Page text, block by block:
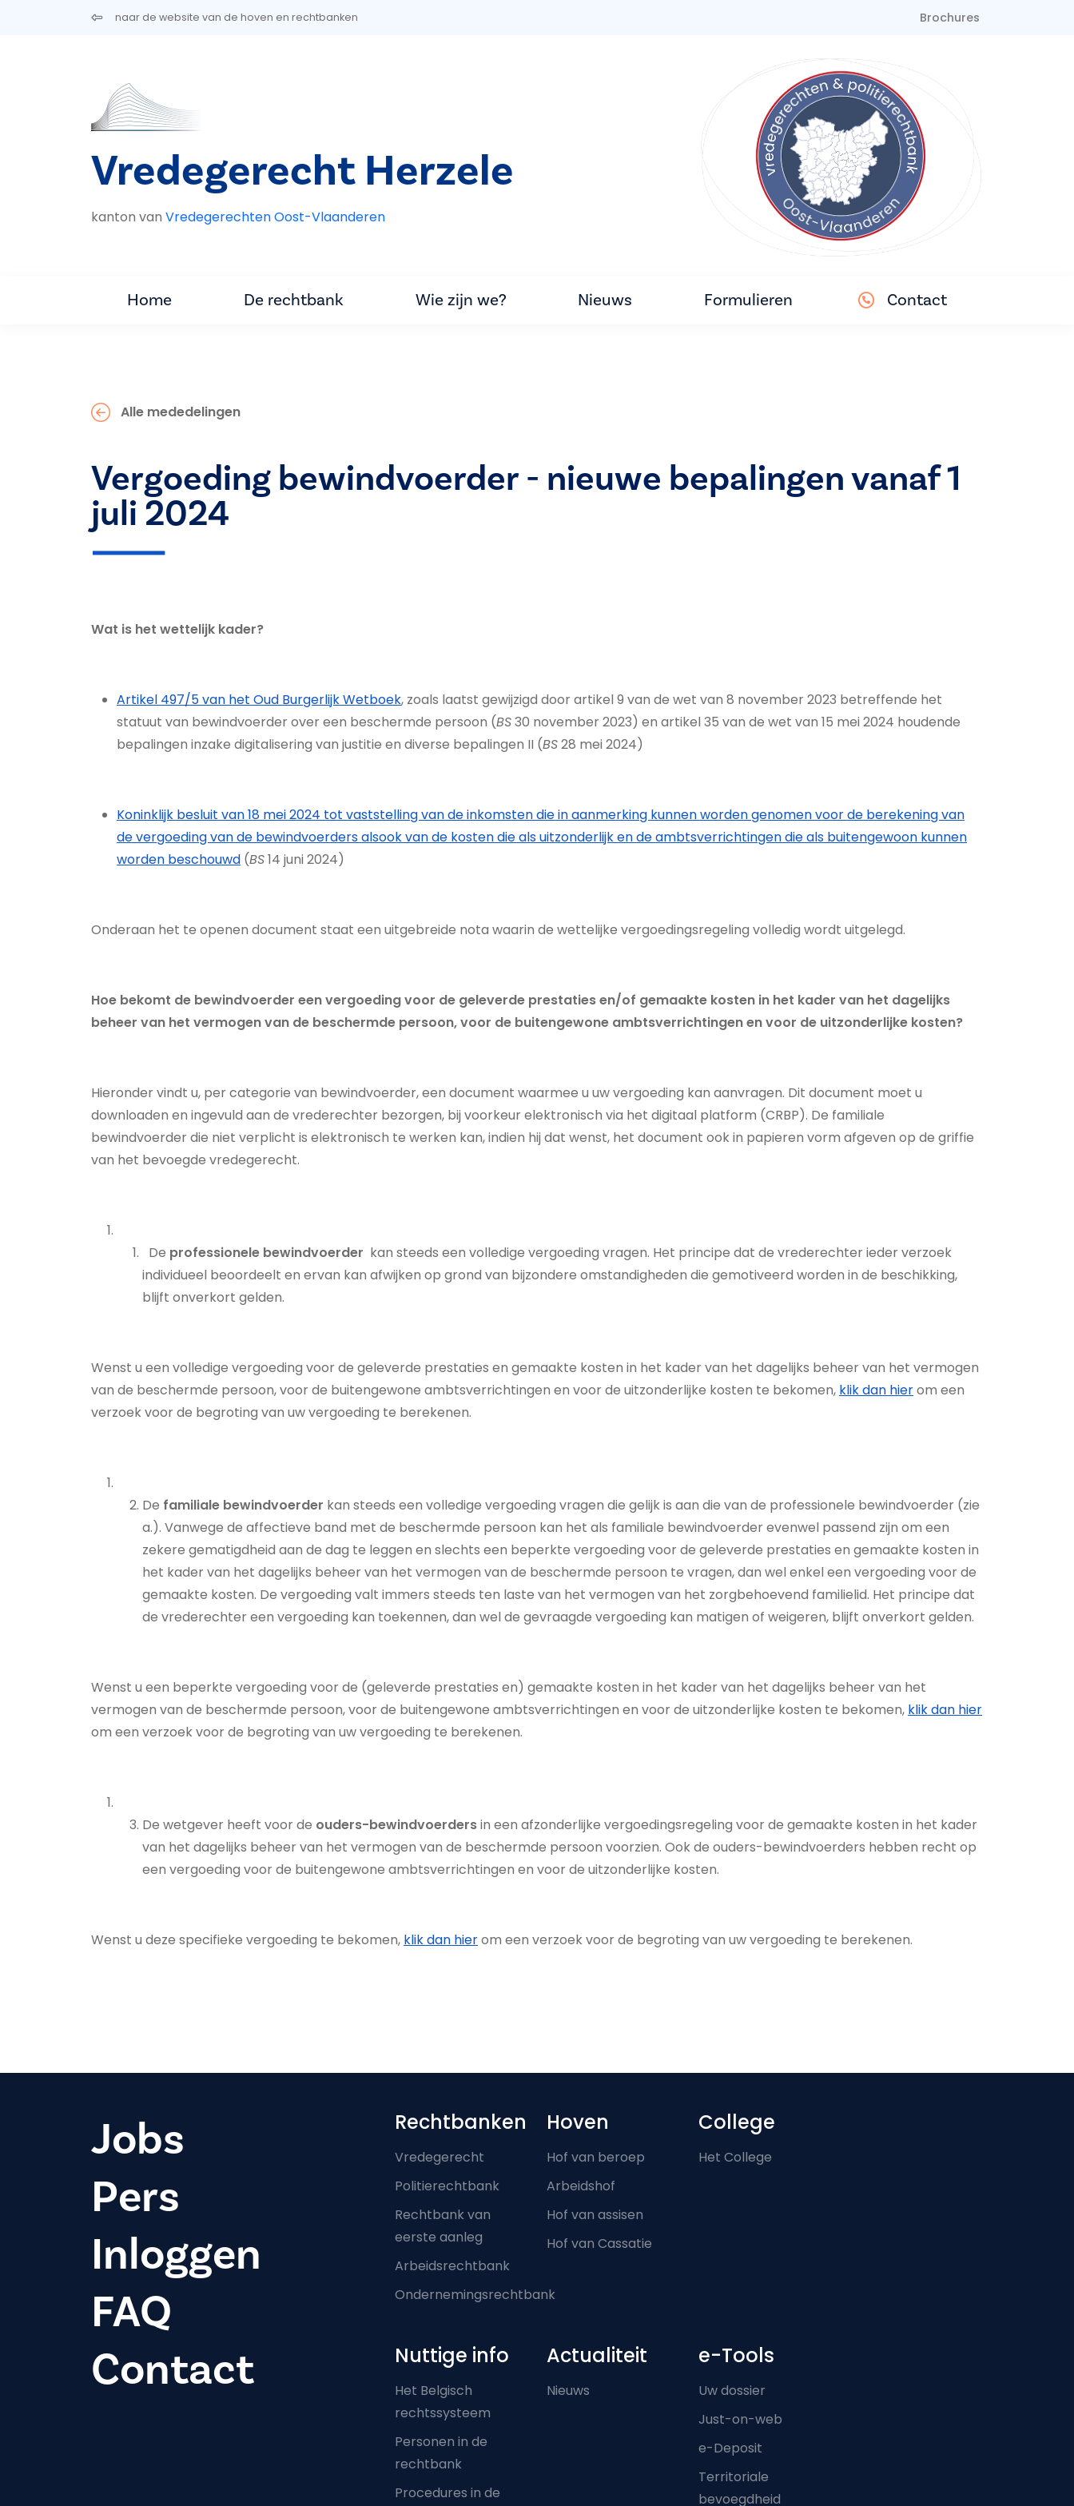
Overslaan en naar de inhoud gaannaar de website van de hoven en rechtbanken Brochures
Vredegerecht Herzele
kanton van Vredegerechten Oost-Vlaanderen
Home De rechtbank Wie zijn we? Nieuws Formulieren Contact
Alle mededelingen
Vergoeding bewindvoerder - nieuwe bepalingen vanaf 1
juli 2024
Wat is het wettelijk kader?
Artikel 497/5 van het Oud Burgerlijk Wetboek, zoals laatst gewijzigd door artikel 9 van de wet van 8 november 2023 betreffende het
statuut van bewindvoerder over een beschermde persoon (BS30 november 2023) en artikel 35 van de wet van 15 mei 2024 houdende
bepalingen inzake digitalisering van justitie en diverse bepalingen II (BS28 mei 2024)
Koninklijk besluit van 18 mei 2024 tot vaststelling van de inkomsten die in aanmerking kunnen worden genomen voor de berekening van
de vergoeding van de bewindvoerders alsook van de kosten die als uitzonderlijk en de ambtsverrichtingen die als buitengewoon kunnen
worden beschouwd (BS14 juni 2024)
Onderaan het te openen document staat een uitgebreide nota waarin de wettelijke vergoedingsregeling volledig wordt uitgelegd.
Hoe bekomt de bewindvoerder een vergoeding voor de geleverde prestaties en/of gemaakte kosten in het kader van het dagelijks
beheer van het vermogen van de beschermde persoon, voor de buitengewone ambtsverrichtingen en voor de uitzonderlijke kosten?
Hieronder vindt u, per categorie van bewindvoerder, een document waarmee u uw vergoeding kan aanvragen. Dit document moet u
downloaden en ingevuld aan de vrederechter bezorgen, bij voorkeur elektronisch via het digitaal platform (CRBP). De familiale
bewindvoerder die niet verplicht is elektronisch te werken kan, indien hij dat wenst, het document ook in papieren vorm afgeven op de griffie
van het bevoegde vredegerecht.
De professionele bewindvoerder kan steeds een volledige vergoeding vragen. Het principe dat de vrederechter ieder verzoek
individueel beoordeelt en ervan kan afwijken op grond van bijzondere omstandigheden die gemotiveerd worden in de beschikking,
blijft onverkort gelden.
Wenst u een volledige vergoeding voor de geleverde prestaties en gemaakte kosten in het kader van het dagelijks beheer van het vermogen
van de beschermde persoon, voor de buitengewone ambtsverrichtingen en voor de uitzonderlijke kosten te bekomen, klik dan hierom een
verzoek voor de begroting van uw vergoeding te berekenen.
De familiale bewindvoerder kan steeds een volledige vergoeding vragen die gelijk is aan die van de professionele bewindvoerder (zie
a.). Vanwege de affectieve band met de beschermde persoon kan het als familiale bewindvoerder evenwel passend zijn om een
zekere gematigdheid aan de dag te leggen en slechts een beperkte vergoeding voor de geleverde prestaties en gemaakte kosten in
het kader van het dagelijks beheer van het vermogen van de beschermde persoon te vragen, dan wel enkel een vergoeding voor de
gemaakte kosten. De vergoeding valt immers steeds ten laste van het vermogen van het zorgbehoevend familielid. Het principe dat
de vrederechter een vergoeding kan toekennen, dan wel de gevraagde vergoeding kan matigen of weigeren, blijft onverkort gelden.
Wenst u een beperkte vergoeding voor de (geleverde prestaties en) gemaakte kosten in het kader van het dagelijks beheer van het
vermogen van de beschermde persoon, voor de buitengewone ambtsverrichtingen en voor de uitzonderlijke kosten te bekomen, klik dan hier
om een verzoek voor de begroting van uw vergoeding te berekenen.
De wetgever heeft voor de ouders-bewindvoerdersin een afzonderlijke vergoedingsregeling voor de gemaakte kosten in het kader
van het dagelijks beheer van het vermogen van de beschermde persoon voorzien. Ook de ouders-bewindvoerders hebben recht op
een vergoeding voor de buitengewone ambtsverrichtingen en voor de uitzonderlijke kosten.
Wenst u deze specifieke vergoeding te bekomen, klik dan hierom een verzoek voor de begroting van uw vergoeding te berekenen.
Jobs
Pers
Inloggen
FAQ
Contact
Footer-menu
Rechtbanken
Vredegerecht
Politierechtbank
Rechtbank van
eerste aanleg
Arbeidsrechtbank
Ondernemingsrechtbank
Hoven
Hof van beroep
Arbeidshof
Hof van assisen
Hof van Cassatie
College
Het College
Nuttige info
Het Belgisch
rechtssysteem
Personen in de
rechtbank
Procedures in de
Actualiteit
Nieuws
e-Tools
Uw dossier
Just-on-web
e-Deposit
Territoriale
bevoegdheid